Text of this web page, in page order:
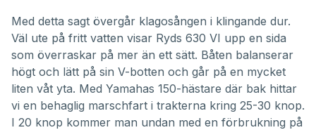
Med detta sagt övergår klagosången i klingande dur.
Väl ute på fritt vatten visar Ryds 630 VI upp en sida
som överraskar på mer än ett sätt. Båten balanserar
högt och lätt på sin V-botten och går på en mycket
liten våt yta. Med Yamahas 150-hästare där bak hittar
vi en behaglig marschfart i trakterna kring 25-30 knop.
I 20 knop kommer man undan med en förbrukning på